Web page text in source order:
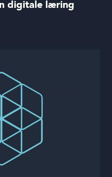
digitale læring